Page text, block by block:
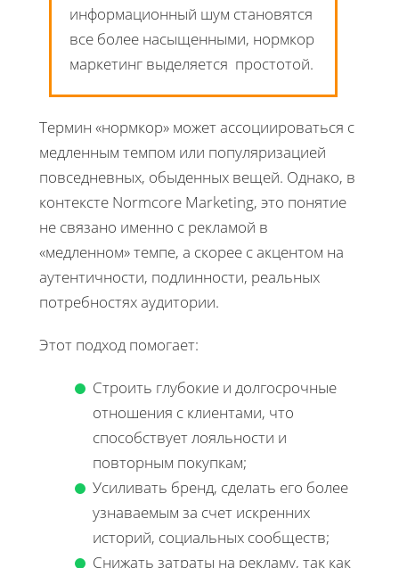
информационный шум становятся
все более насыщенными, нормкор
маркетинг выделяется простотой.
Термин «нормкор» может ассоциироваться с
медленным темпом или популяризацией
повседневных, обыденных вещей. Однако, в
контексте Normcore Marketing, это понятие
не связано именно с рекламой в
«медленном» темпе, а скорее с акцентом на
аутентичности, подлинности, реальных
потребностях аудитории.
Этот подход помогает:
Строить глубокие и долгосрочные
отношения с клиентами, что
способствует лояльности и
повторным покупкам;
Усиливать бренд, сделать его более
узнаваемым за счет искренних
историй, социальных сообществ;
Снижать затраты на рекламу, так как